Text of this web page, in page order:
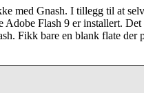
med Gnash. I tillegg til at
Flash 9 er installert.
Fikk bare en blank flate der